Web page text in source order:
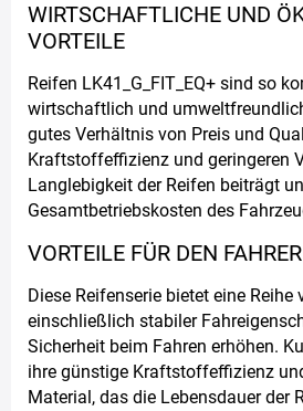
WIRTSCHAFTLICHE UND
VORTEILE
Reifen LK41_G_FIT_EQ+ sind so
wirtschaftlich und
gutes Verhältnis von Preis und
Kraftstoffeffizienz und geringeren
Langlebigkeit der Reifen beiträgt
Gesamtbetriebskosten des
VORTEILE FÜR DEN FAHRER
Diese Reifenserie bietet eine Reihe
einschließlich stabiler
Sicherheit beim Fahren erhöhen.
ihre günstige Kraftstoffeffizienz
Material, das die Lebensdauer der